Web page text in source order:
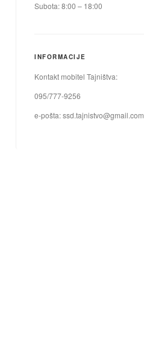
Subota: 8:00 – 18:00
INFORMACIJE
Kontakt mobitel Tajništva:
095/777-9256
e-pošta:ssd.tajnistvo@gmail.com